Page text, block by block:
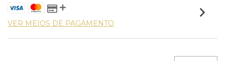
VER MEIOS DE PAGAMENTO